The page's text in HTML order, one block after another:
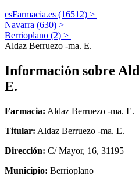
esFarmacia.es (16512) >
Navarra (630) >
Berrioplano (2) >
Aldaz Berruezo -ma. E.
Información sobre
E.
Farmacia: Aldaz Berruezo -ma. E.
Titular: Aldaz Berruezo -ma. E.
Dirección: C/ Mayor, 16, 31195
Municipio: Berrioplano